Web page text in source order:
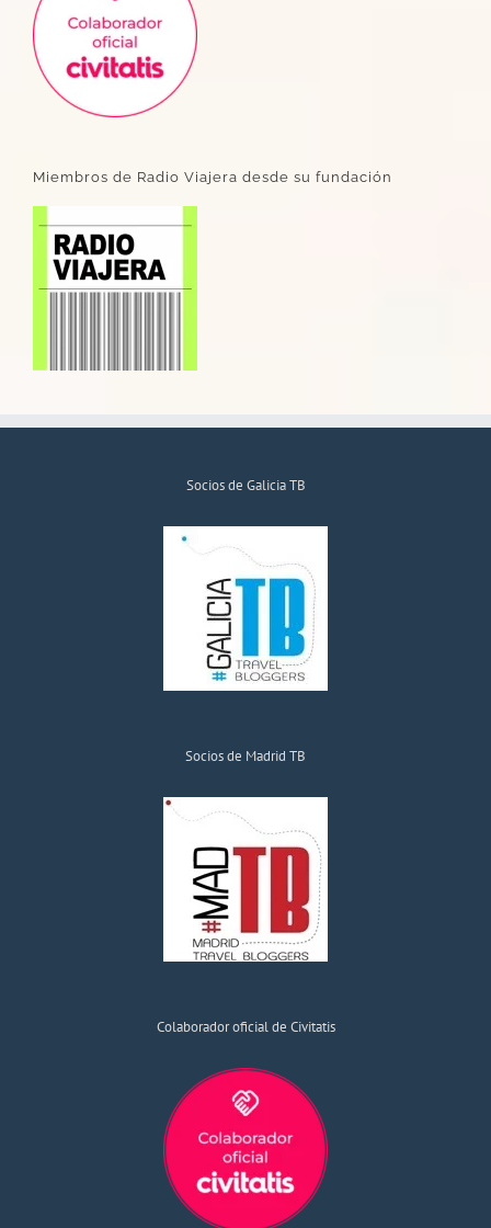
Miembros de Radio Viajera desde su fundación
Socios de Galicia TB
Socios de Madrid TB
Colaborador oficial de Civitatis